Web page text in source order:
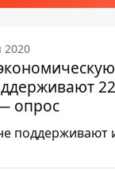
2020
опрос
поддерживают